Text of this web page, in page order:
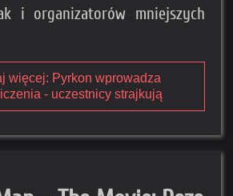
i organizatorów mniejszych
więcej: Pyrkon wprowadza
- uczestnicy strajkują